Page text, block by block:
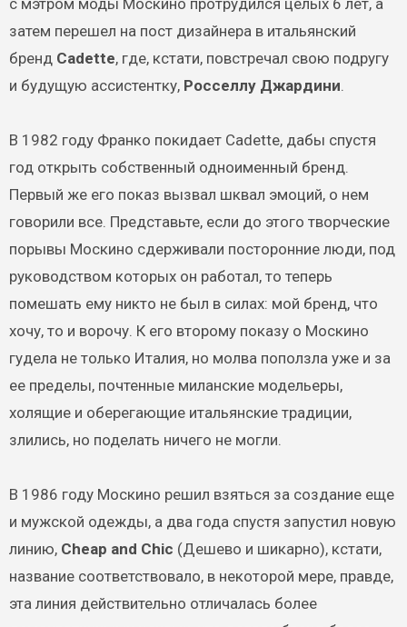
затем перешел на пост дизайнера в итальянский
бренд Cadette, где, кстати, повстречал свою подругу
и будущую ассистентку, Росселлу Джардини.
В 1982 году Франко покидает Cadette, дабы спустя
год открыть собственный одноименный бренд.
Первый же его показ вызвал шквал эмоций, о нем
говорили все. Представьте, если до этого творческие
порывы Москино сдерживали посторонние люди, под
руководством которых он работал, то теперь
помешать ему никто не был в силах: мой бренд, что
хочу, то и ворочу. К его второму показу о Москино
гудела не только Италия, но молва поползла уже и за
ее пределы, почтенные миланские модельеры,
холящие и оберегающие итальянские традиции,
злились, но поделать ничего не могли.
В 1986 году Москино решил взяться за создание еще
и мужской одежды, а два года спустя запустил новую
линию, Cheap and Chic (Дешево и шикарно), кстати,
название соответствовало, в некоторой мере, правде,
эта линия действительно отличалась более